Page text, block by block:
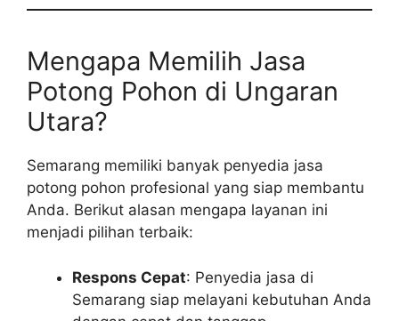
Mengapa Memilih Jasa
Potong Pohon di Ungaran
Utara?
Semarang memiliki banyak penyedia jasa
potong pohon profesional yang siap membantu
Anda. Berikut alasan mengapa layanan ini
menjadi pilihan terbaik:
Respons Cepat: Penyedia jasa di
Semarang siap melayani kebutuhan Anda